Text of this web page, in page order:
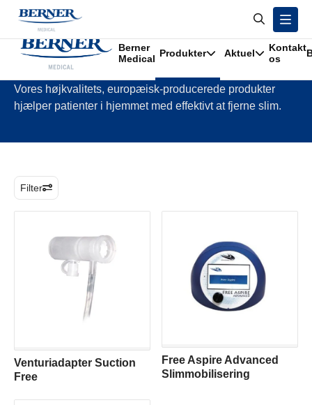
Berner
Medical Produkter Aktuel
Kontakt
os
/Produkter/
Hjemmebehandling respiration
Vores højkvalitets, europæisk-producerede produkter
hjælper patienter i hjemmet med effektivt at fjerne slim.
Filter
Venturiadapter Suction
Free
Free Aspire Advanced
Slimmobilisering